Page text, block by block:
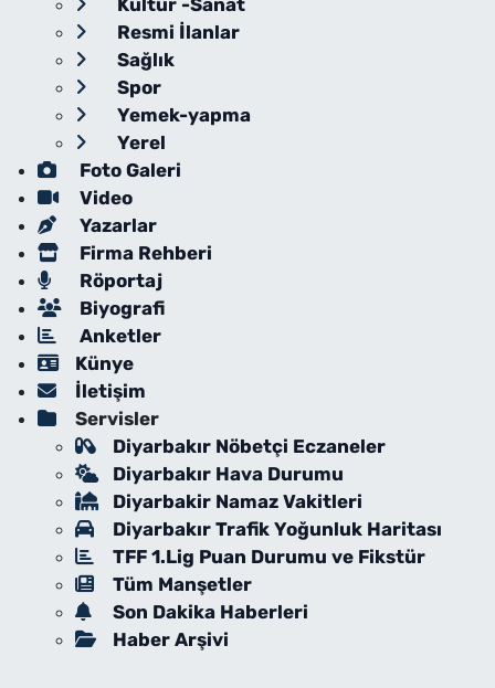
Kültür -Sanat
Resmi İlanlar
Sağlık
Spor
Yemek-yapma
Yerel
Foto Galeri
Video
Yazarlar
Firma Rehberi
Röportaj
Biyografi
Anketler
Künye
İletişim
Servisler
Diyarbakır Nöbetçi Eczaneler
Diyarbakır Hava Durumu
Diyarbakir Namaz Vakitleri
Diyarbakır Trafik Yoğunluk Haritası
TFF 1.Lig Puan Durumu ve Fikstür
Tüm Manşetler
Son Dakika Haberleri
Haber Arşivi